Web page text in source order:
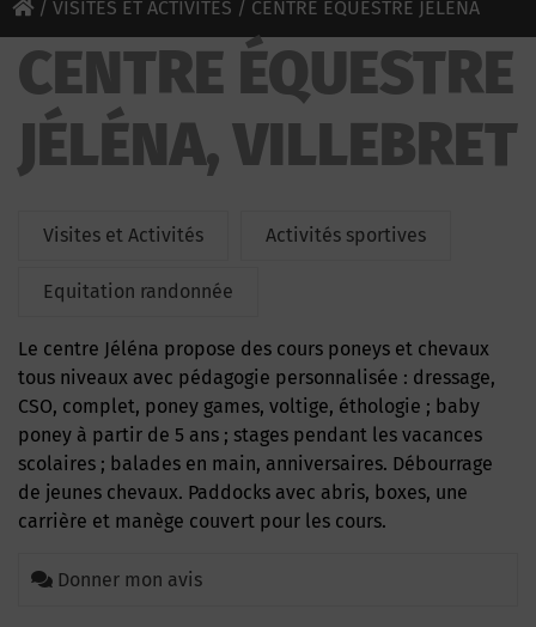
/ VISITES ET ACTIVITÉS / CENTRE ÉQUESTRE JÉLÉNA
CENTRE ÉQUESTRE
JÉLÉNA, VILLEBRET
Visites et Activités Activités sportives
Equitation randonnée
Le centre Jéléna propose des cours poneys et chevaux
tous niveaux avec pédagogie personnalisée : dressage,
CSO, complet, poney games, voltige, éthologie ; baby
poney à partir de 5 ans ; stages pendant les vacances
scolaires ; balades en main, anniversaires. Débourrage
de jeunes chevaux. Paddocks avec abris, boxes, une
carrière et manège couvert pour les cours.
Donner mon avis